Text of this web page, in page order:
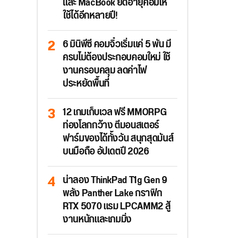
ใช้ได้อีกหลายปี!
6 มินิพีซี คอมจิ๋วเริ่มแค่ 5 พัน มี
ครบไม่ต้องประกอบคอมใหม่ ใช้
งานครอบคลุม ลดค่าไฟ
ประหยัดพื้นที่
12 เกมเก็บเวล ฟรี MMORPG
ท่องโลกกว้าง ตีมอนสเตอร์
ฟาร์มของได้ทั้งวัน สนุกสุดมันส์
บนมือถือ อัปเดตปี 2026
น่าลอง ThinkPad T1g Gen 9
พลัง Panther Lake กราฟิก
RTX 5070 แรม LPCAMM2 สู้
งานหนักและเกมมิ่ง